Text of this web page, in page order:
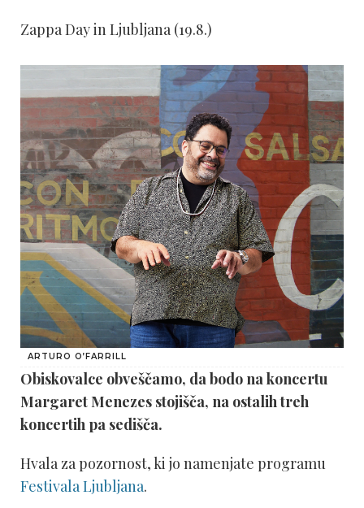
Zappa Day in Ljubljana (19.8.)
ARTURO O’FARRILL
Obiskovalce obveščamo, da bodo na koncertu
Margaret Menezes stojišča, na ostalih treh
koncertih pa sedišča.
Hvala za pozornost, ki jo namenjate programu
Festivala Ljubljana.